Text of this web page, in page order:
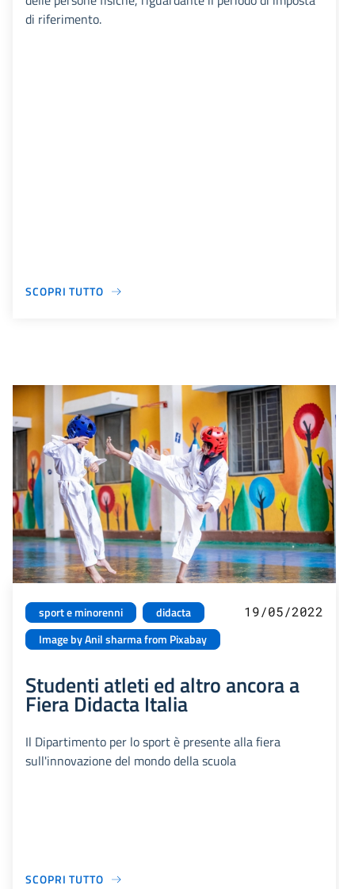
di riferimento.
SCOPRI TUTTO
sport e minorenni
didacta
Image by Anil sharma from Pixabay
19/05/2022
Studenti atleti ed altro ancora a
Fiera Didacta Italia
Il Dipartimento per lo sport è presente alla fiera
sull'innovazione del mondo della scuola
SCOPRI TUTTO